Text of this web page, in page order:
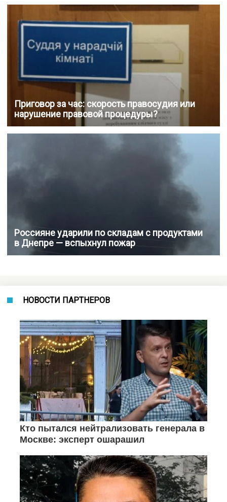
Приговор за час: скорость правосудия или
нарушение правовой процедуры?
Россияне ударили по складам с продуктами
в Днепре — вспыхнул пожар
НОВОСТИ ПАРТНЕРОВ